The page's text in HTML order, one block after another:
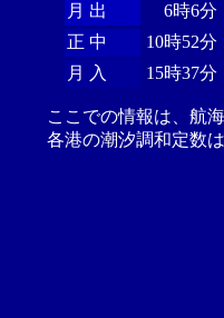
月 出
6時6分
正 中
10時52分
月 入
15時37分
ここでの情報は、航
各港の潮汐調和定数